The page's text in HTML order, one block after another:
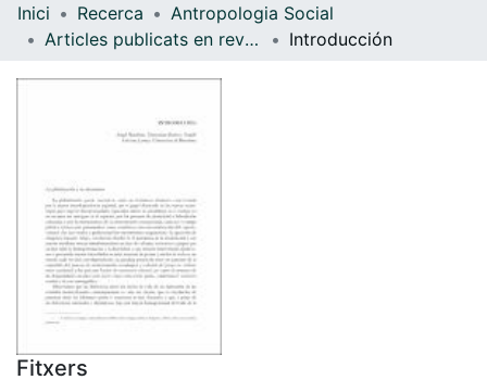
Navega per tot el DD
Inici Recerca
Antropologia Social
Articles publicats en revistes (Antropologia Social)
Introducción
Fitxers